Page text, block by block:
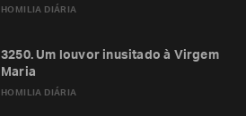
HOMILIA DIÁRIA
HOMILIA DIÁRIA
3250. Um louvor inusitado à Virgem
Maria